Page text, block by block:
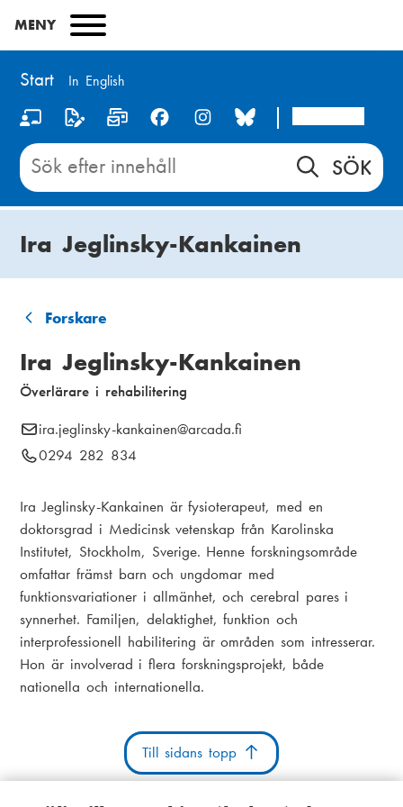
huvudinnehåll
Start In English
S
o
c
a
l
m
d
a
e
n
u
Sök
innehåll
på
MENY
Ira Jeglinsky-Kankainen
ä
n
k
s
t
i
g
Forskare
Ira Jeglinsky-Kankainen
Överlärare i rehabilitering
E
-
:
ira.jeglinsky-kankainen@arcada.fi
T
e
f
o
n
n
u
m
m
0294 282 834
Ira Jeglinsky-Kankainen är fysioterapeut, med en
doktorsgrad i Medicinsk vetenskap från Karolinska
Institutet, Stockholm, Sverige. Henne forskningsområde
omfattar främst barn och ungdomar med
funktionsvariationer i allmänhet, och cerebral pares i
synnerhet. Familjen, delaktighet, funktion och
interprofessionell habilitering är områden som intresserar.
Hon är involverad i flera forskningsprojekt, både
nationella och internationella.
Till sidans topp